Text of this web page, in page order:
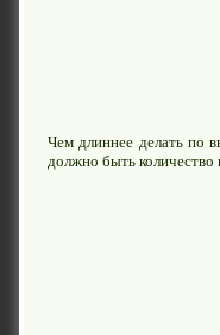
Чем длиннее делать по
должно быть количество